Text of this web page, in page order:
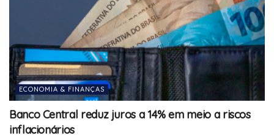
ECONOMIA & FINANÇAS
Banco Central reduz juros a 14% em meio a riscos
inflacionários